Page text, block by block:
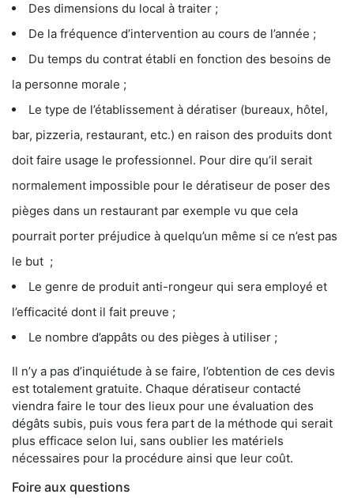
Des dimensions du local à traiter ;
De la fréquence d’intervention au cours de l’année ;
Du temps du contrat établi en fonction des besoins de
la personne morale ;
Le type de l’établissement à dératiser (bureaux, hôtel,
bar, pizzeria, restaurant, etc.) en raison des produits dont
doit faire usage le professionnel. Pour dire qu’il serait
normalement impossible pour le dératiseur de poser des
pièges dans un restaurant par exemple vu que cela
pourrait porter préjudice à quelqu’un même si ce n’est pas
le but ;
Le genre de produit anti-rongeur qui sera employé et
l’efficacité dont il fait preuve ;
Le nombre d’appâts ou des pièges à utiliser ;
Il n’y a pas d’inquiétude à se faire, l’obtention de ces devis
est totalement gratuite. Chaque dératiseur contacté
viendra faire le tour des lieux pour une évaluation des
dégâts subis, puis vous fera part de la méthode qui serait
plus efficace selon lui, sans oublier les matériels
nécessaires pour la procédure ainsi que leur coût.
Foire aux questions